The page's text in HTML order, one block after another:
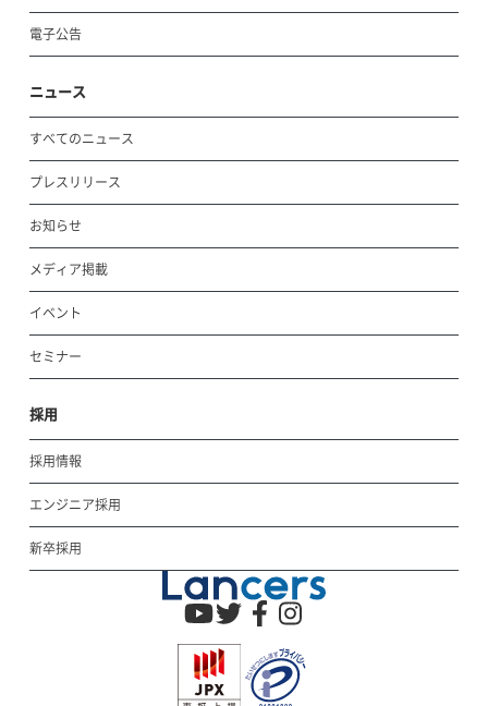
電子公告
ニュース
すべてのニュース
プレスリリース
お知らせ
メディア掲載
イベント
セミナー
採用
採用情報
エンジニア採用
新卒採用